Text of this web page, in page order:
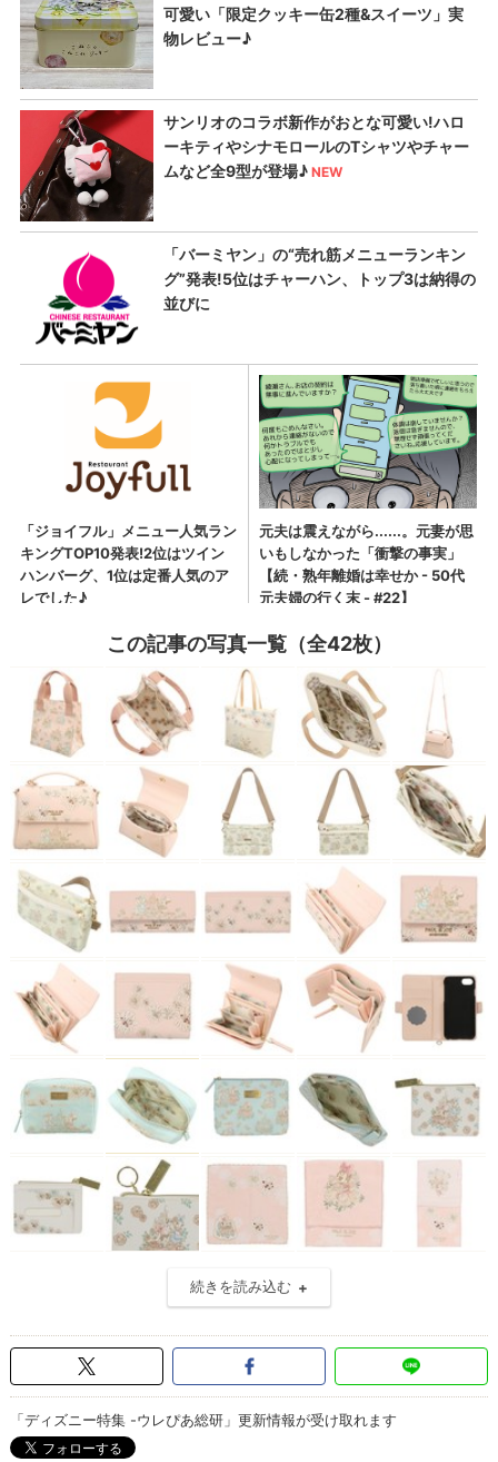
この記事の写真一覧（全42枚）
続きを読み込む
「ディズニー特集 -ウレぴあ総研」更新情報が受け取れます